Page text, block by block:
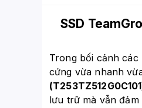
SSD
Trong bối cảnh các
cứng vừa nhanh
lưu trữ mà vẫn